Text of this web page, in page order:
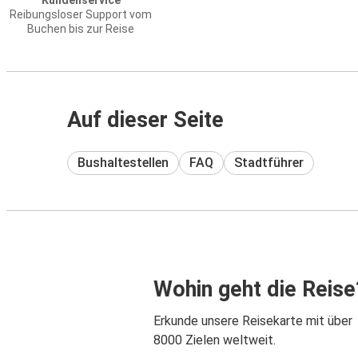
Reibungsloser Support vom
Buchen bis zur Reise
Auf dieser Seite
Bushaltestellen FAQ Stadtführer
Wohin geht die
Erkunde unsere Reisekarte mit über
8000 Zielen weltweit.